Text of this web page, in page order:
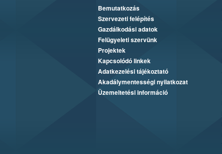
Bemutatkozás
Szervezeti felépítés
Gazdálkodási adatok
Felügyeleti szervünk
Projektek
Kapcsolódó linkek
Adatkezelési tájékoztató
Akadálymentességi nyilatkozat
Üzemeltetési információ